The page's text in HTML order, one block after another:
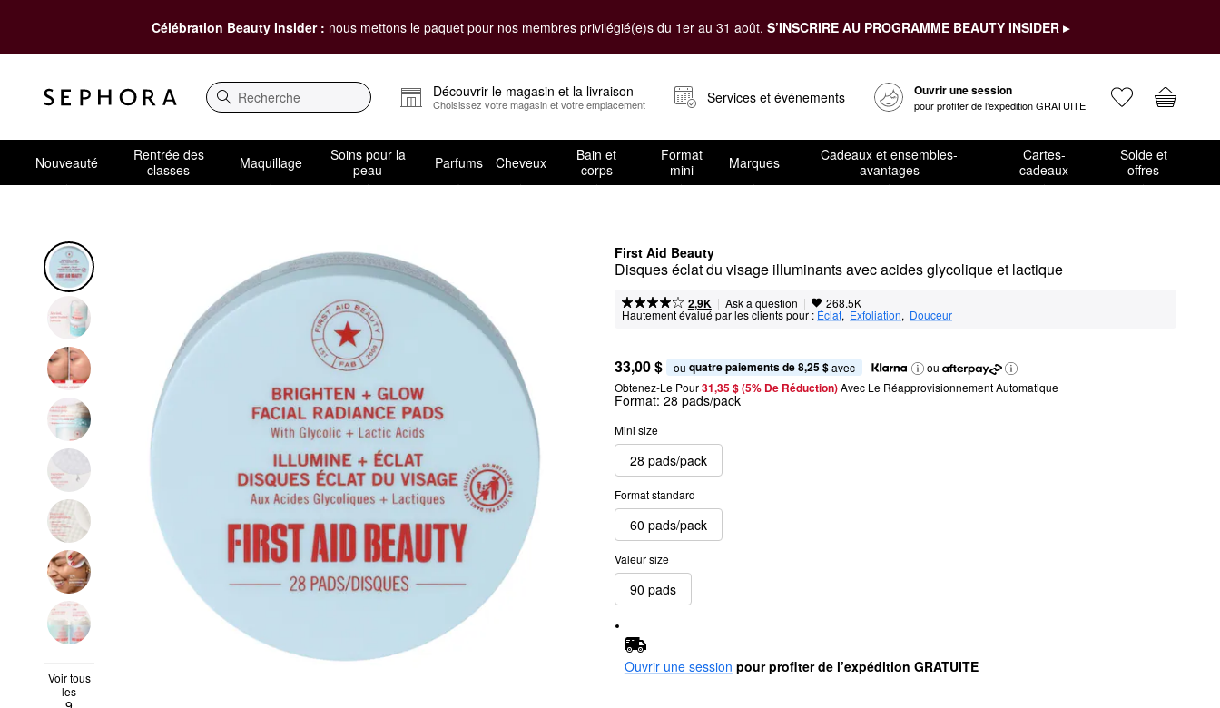
Célébration Beauty Insider : nous mettons le paquet pour nos membres privilégié(e)s du 1er au 31 août. S’INSCRIRE AU PROGRAMME BEAUTY INSIDER ▸
Recherche
Découvrir le magasin et la livraison
Choisissez votre magasin et votre emplacement Services et événements Ouvrir une session
pour profiter de l’expédition GRATUITE
Nouveauté
Rentrée des
classes
Maquillage
Soins pour la
peau
Parfums Cheveux
Bain et
corps
Format
mini
Marques
Cadeaux et ensembles-
avantages
Cartes-
cadeaux
Solde et
offres
First Aid Beauty
Disques éclat du visage illuminants avec acides glycolique et lactique
2,9K | Ask a question | 268.5K
Hautement évalué par les clients pour : Éclat, Exfoliation, Douceur
Voir tous
les
33,00 $ ou quatre paiements de 8,25 $ avec
ou
Obtenez-Le Pour31,35 $ (5% De Réduction) Avec Le Réapprovisionnement Automatique
Format: 28 pads/pack
Mini size
28 pads/pack
Format standard
60 pads/pack
Valeur size
90 pads
Ouvrir une session pour profiter de l’expédition GRATUITE